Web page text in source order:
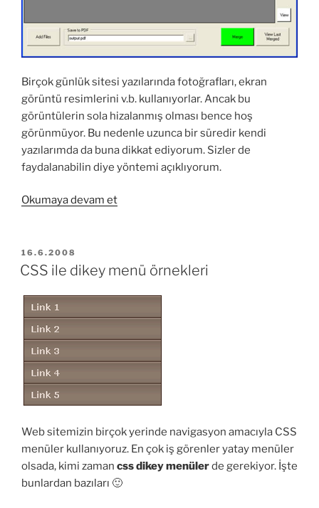
Birçok günlük sitesi yazılarında fotoğrafları, ekran
görüntü resimlerini v.b. kullanıyorlar. Ancak bu
görüntülerin sola hizalanmış olması bence hoş
görünmüyor. Bu nedenle uzunca bir süredir kendi
yazılarımda da buna dikkat ediyorum. Sizler de
faydalanabilin diye yöntemi açıklıyorum.
Okumaya devam et“CSS
ortalanır
YAYIM
TARIHI
16.6.2008
CSS ile dikey menü örnekleri
Web sitemizin birçok yerinde navigasyon amacıyla CSS
menüler kullanıyoruz. En çok iş görenler yatay menüler
olsada, kimi zaman css dikey menülerde gerekiyor. İşte
bunlardan bazıları 🙂